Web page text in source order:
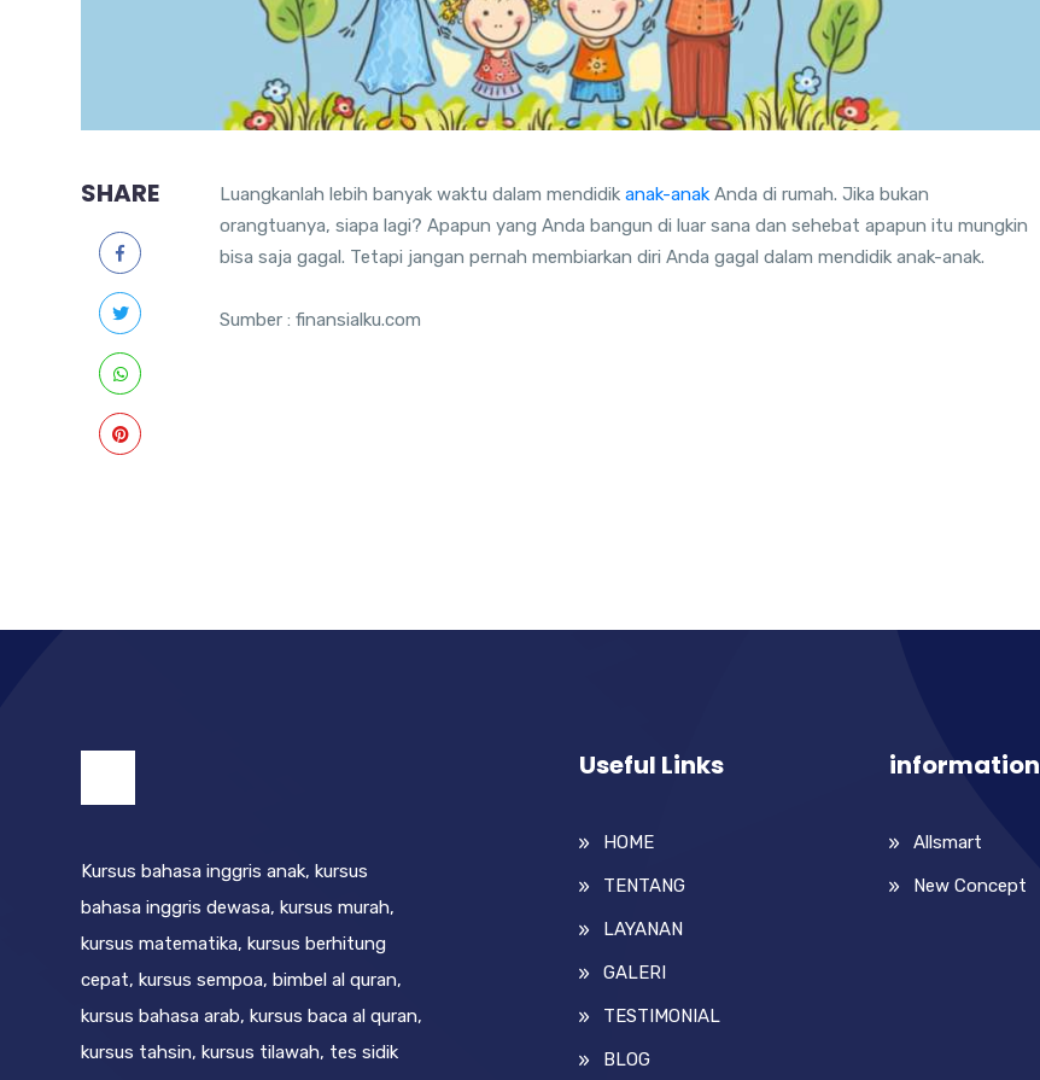
SHARE Luangkanlah lebih banyak waktu dalam mendidik anak-anak Anda di rumah. Jika bukan
orangtuanya, siapa lagi? Apapun yang Anda bangun di luar sana dan sehebat apapun itu mungkin
bisa saja gagal. Tetapi jangan pernah membiarkan diri Anda gagal dalam mendidik anak-anak.
Sumber : finansialku.com
Kursus bahasa inggris anak, kursus
bahasa inggris dewasa, kursus murah,
kursus matematika, kursus berhitung
cepat, kursus sempoa, bimbel al quran,
kursus bahasa arab, kursus baca al quran,
kursus tahsin, kursus tilawah, tes sidik
Useful Links
HOME
TENTANG
LAYANAN
GALERI
TESTIMONIAL
BLOG
information
Allsmart
New Concept